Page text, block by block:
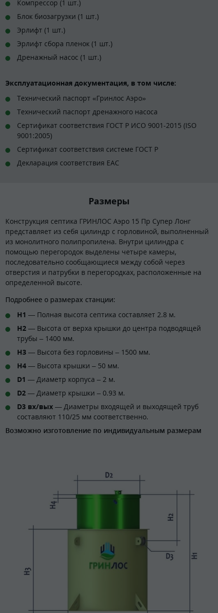
Компрессор (1 шт.)
Блок биозагрузки (1 шт.)
Эрлифт (1 шт.)
Эрлифт сбора пленок (1 шт.)
Дренажный насос (1 шт.)
Эксплуатационная документация, в том числе:
Технический паспорт «Гринлос Аэро»
Технический паспорт дренажного насоса
Сертификат соответствия ГОСТ Р ИСО 9001-2015 (ISO
9001:2005)
Сертификат соответствия системе ГОСТ Р
Декларация соответствия EAC
Размеры
Конструкция септика ГРИНЛОС Аэро 15 Пр Супер Лонг
представляет из себя цилиндр с горловиной, выполненный
из монолитного полипропилена. Внутри цилиндра с
помощью перегородок выделены четыре камеры,
последовательно сообщающиеся между собой через
отверстия и патрубки в перегородках, расположенные на
определенной высоте.
Подробнее о размерах станции:
H1 — Полная высота септика составляет 2.8 м.
H2 — Высота от верха крышки до центра подводящей
трубы – 1400 мм.
H3 — Высота без горловины – 1500 мм.
H4 — Высота крышки – 50 мм.
D1 — Диаметр корпуса – 2 м.
D2 — Диаметр крышки – 0.93 м.
D3 вх/вых — Диаметры входящей и выходящей труб
составляют 110/25 мм соответственно.
Возможно изготовление по индивидуальным размерам